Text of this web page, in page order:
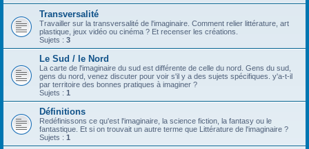
Transversalité
Travailler sur la transversalité de l'imaginaire. Comment relier littérature, art
plastique, jeux vidéo ou cinéma ? Et recenser les créations.
Sujets : 3
Le Sud / le Nord
La carte de l'imaginaire du sud est différente de celle du nord. Gens du sud,
gens du nord, venez discuter pour voir s'il y a des sujets spécifiques. y'a-t-il
par territoire des bonnes pratiques à imaginer ?
Sujets : 1
Définitions
Redéfinissons ce qu'est l'imaginaire, la science fiction, la fantasy ou le
fantastique. Et si on trouvait un autre terme que Littérature de l'imaginaire ?
Sujets : 1